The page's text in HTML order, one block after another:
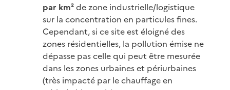
par km²de zone industrielle/logistique
sur la concentration en particules fines.
Cependant, si ce site est éloigné des
zones résidentielles, la pollution émise ne
dépasse pas celle qui peut être mesurée
dans les zones urbaines et périurbaines
(très impacté par le chauffage en